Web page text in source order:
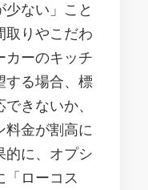
ない」こと
取りやこだわ
カーのキッチ
する場合、標
きないか、
料金が割高に
的に、オプシ
「ローコス